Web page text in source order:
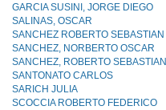
GARCIA SUSINI, JORGE DIEGO
SALINAS, OSCAR
SANCHEZ ROBERTO SEBASTIAN
SANCHEZ, NORBERTO OSCAR
SANCHEZ, ROBERTO SEBASTIAN
SANTONATO CARLOS
SARICH JULIA
SCOCCIA ROBERTO FEDERICO